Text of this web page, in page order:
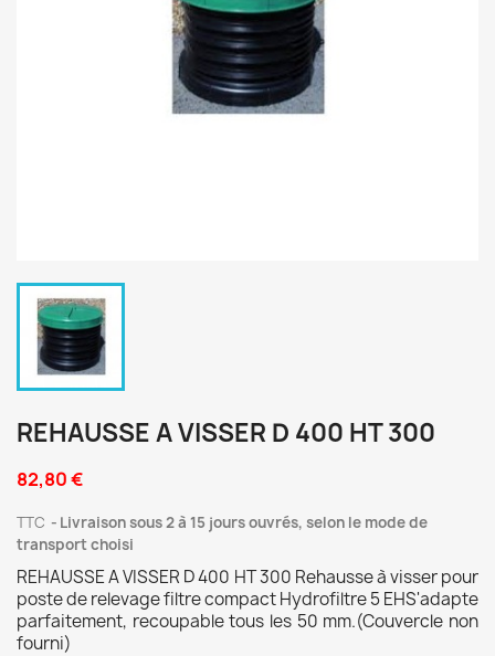
REHAUSSE A VISSER D 400 HT 300
82,80 €
TTC
Livraison sous 2 à 15 jours ouvrés, selon le mode de
transport choisi
REHAUSSE A VISSER D 400 HT 300 Rehausse à visser pour
poste de relevage filtre compact Hydrofiltre 5 EHS'adapte
parfaitement, recoupable tous les 50 mm.(Couvercle non
fourni)